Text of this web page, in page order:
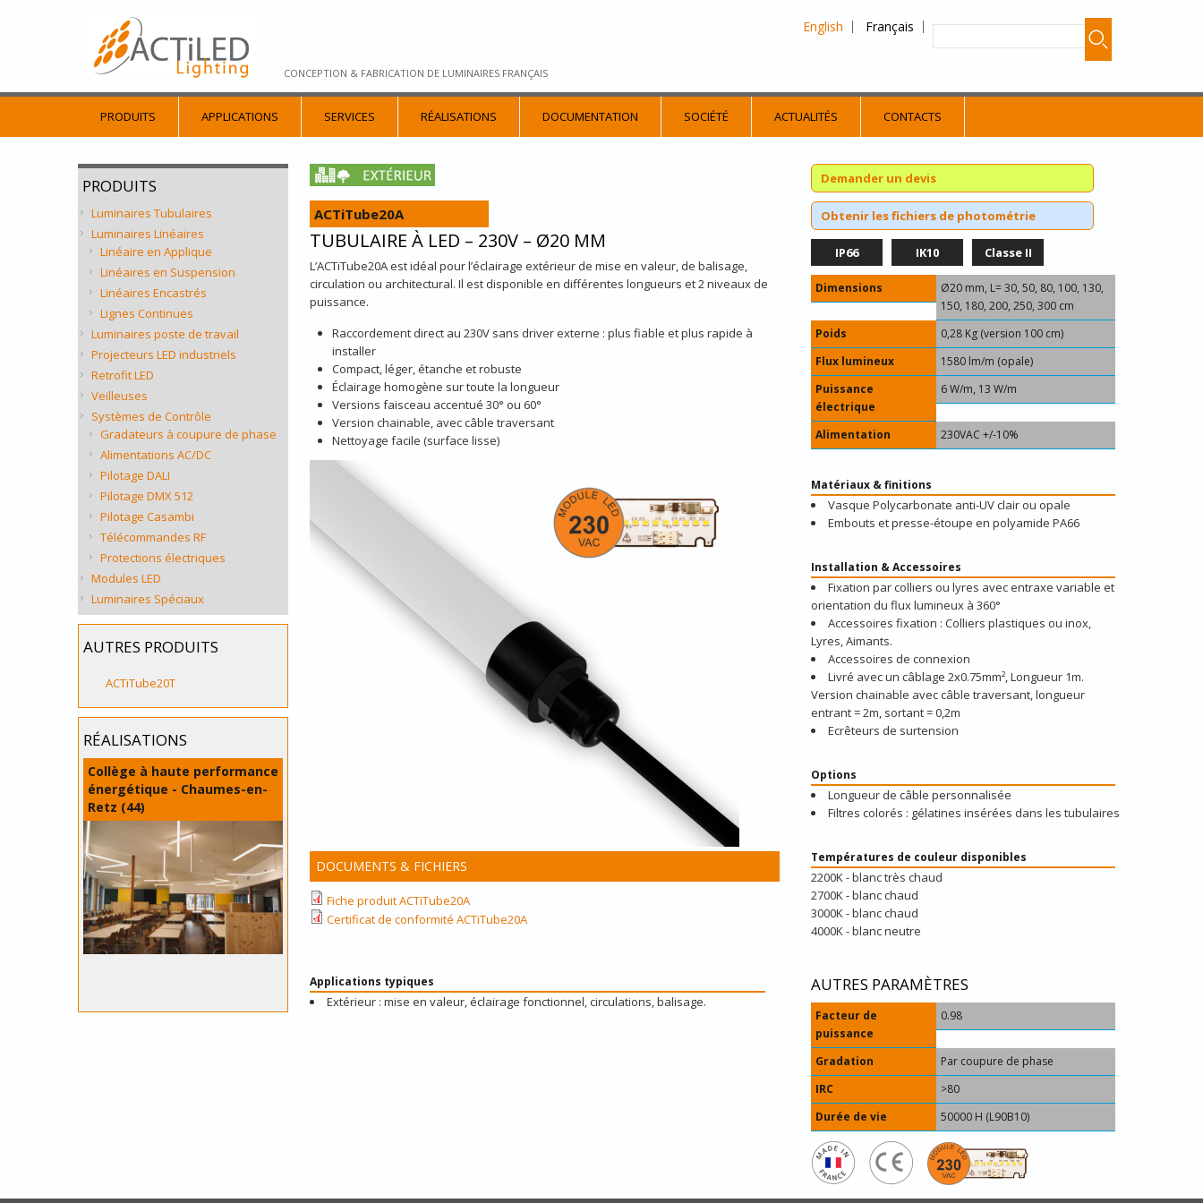
CONCEPTION & FABRICATION DE LUMINAIRES FRANÇAIS
English Français
PRODUITS APPLICATIONS SERVICES RÉALISATIONS DOCUMENTATION SOCIÉTÉ ACTUALITÉS CONTACTS
ACTiTube20A
TUBULAIRE À LED – 230V – Ø20 MM
L’ACTiTube20A est idéal pour l’éclairage extérieur de mise en valeur, de balisage,
circulation ou architectural. Il est disponible en différentes longueurs et 2 niveaux de
puissance.
Raccordement direct au 230V sans driver externe : plus fiable et plus rapide à
installer
Compact, léger, étanche et robuste
Éclairage homogène sur toute la longueur
Versions faisceau accentué 30° ou 60°
Version chainable, avec câble traversant
Nettoyage facile (surface lisse)
DOCUMENTS & FICHIERS
Fiche produit ACTiTube20A
Certificat de conformité ACTiTube20A
Applications typiques
Extérieur : mise en valeur, éclairage fonctionnel, circulations, balisage.
PRODUITS
Luminaires Tubulaires
Luminaires Linéaires
Linéaire en Applique
Linéaires en Suspension
Linéaires Encastrés
Lignes Continues
Luminaires poste de travail
Projecteurs LED industriels
Retrofit LED
Veilleuses
Systèmes de Contrôle
Gradateurs à coupure de phase
Alimentations AC/DC
Pilotage DALI
Pilotage DMX 512
Pilotage Casambi
Télécommandes RF
Protections électriques
Modules LED
Luminaires Spéciaux
AUTRES PRODUITS
ACTiTube20T
RÉALISATIONS
Collège à haute performance
énergétique - Chaumes-en-
Retz (44)
Demander un devis
Obtenir les fichiers de photométrie
IP66 IK10 Classe II
Dimensions
Ø20 mm, L= 30, 50, 80, 100, 130,
150, 180, 200, 250, 300 cm
Poids
0,28 Kg (version 100 cm)
Flux lumineux
1580 lm/m (opale)
Puissance
électrique
6 W/m, 13 W/m
Alimentation 230VAC +/-10%
Matériaux & finitions
Vasque Polycarbonate anti-UV clair ou opale
Embouts et presse-étoupe en polyamide PA66
Installation & Accessoires
Fixation par colliers ou lyres avec entraxe variable et
orientation du flux lumineux à 360°
Accessoires fixation : Colliers plastiques ou inox,
Lyres, Aimants.
Accessoires de connexion
Livré avec un câblage 2x0.75mm², Longueur 1m.
Version chainable avec câble traversant, longueur
entrant = 2m, sortant = 0,2m
Ecrêteurs de surtension
Options
Longueur de câble personnalisée
Filtres colorés : gélatines insérées dans les tubulaires
Températures de couleur disponibles
2200K - blanc très chaud
2700K - blanc chaud
3000K - blanc chaud
4000K - blanc neutre
AUTRES PARAMÈTRES
Facteur de
puissance
0.98
Gradation
Par coupure de phase
IRC
>80
Durée de vie
50000 H (L90B10)